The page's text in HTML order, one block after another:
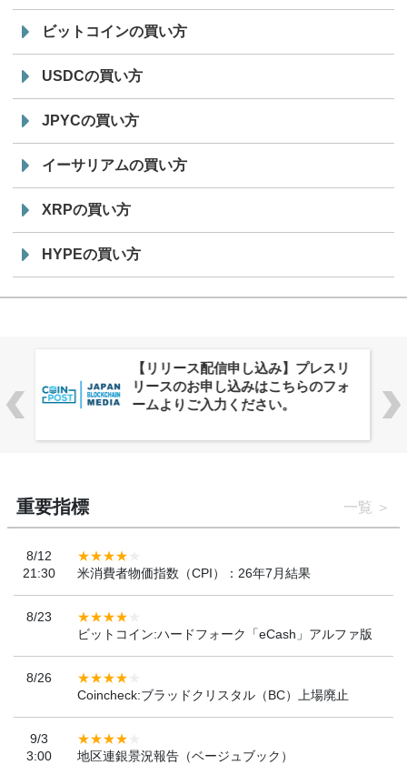
ビットコインの買い方
USDCの買い方
JPYCの買い方
イーサリアムの買い方
XRPの買い方
HYPEの買い方
株式会社PlnX、アジア最大級のグロ
ーバルWeb3カンファレンス
「WebX2026」とのコラボレーショ
重要指標 一覧
8/12
21:30
米消費者物価指数（CPI）：26年7月結果
8/23
ビットコイン:ハードフォーク「eCash」アルファ版
8/26
Coincheck:ブラッドクリスタル（BC）上場廃止
9/3
3:00
地区連銀景況報告（ベージュブック）